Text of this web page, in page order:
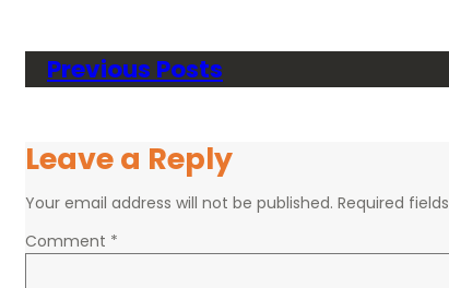
Previous Posts
Leave a Reply
Your email address will not be published. Required
Comment *